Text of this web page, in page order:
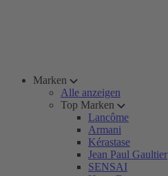
Marken
Alle anzeigen
Top Marken
Lancôme
Armani
Kérastase
Jean Paul Gaultier
SENSAI